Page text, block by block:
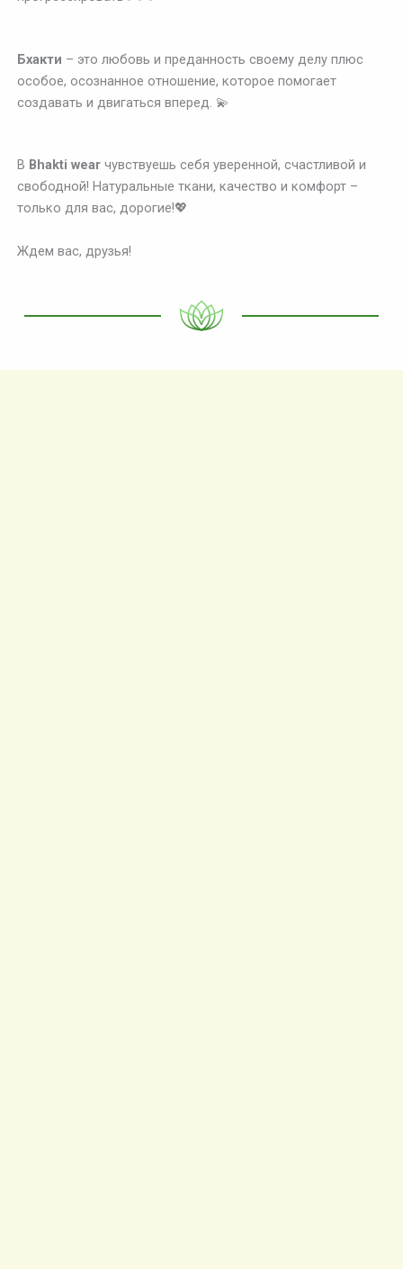
Бхакти – это любовь и преданность своему делу плюс
особое, осознанное отношение, которое помогает
создавать и двигаться вперед. 💫
В Bhakti wearчувствуешь себя уверенной, счастливой и
свободной! Натуральные ткани, качество и комфорт –
только для вас, дорогие!💖
Ждем вас, друзья!